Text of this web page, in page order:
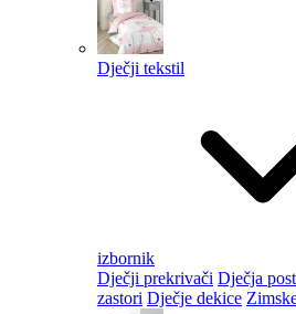
Dječji tekstil
izbornik
Dječji prekrivači Dječja
zastori Dječje dekice